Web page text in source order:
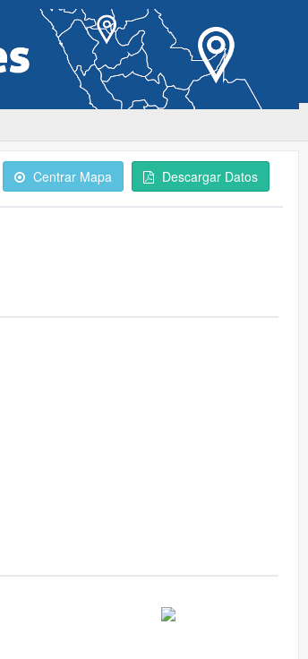
Centrar Mapa Descargar Datos